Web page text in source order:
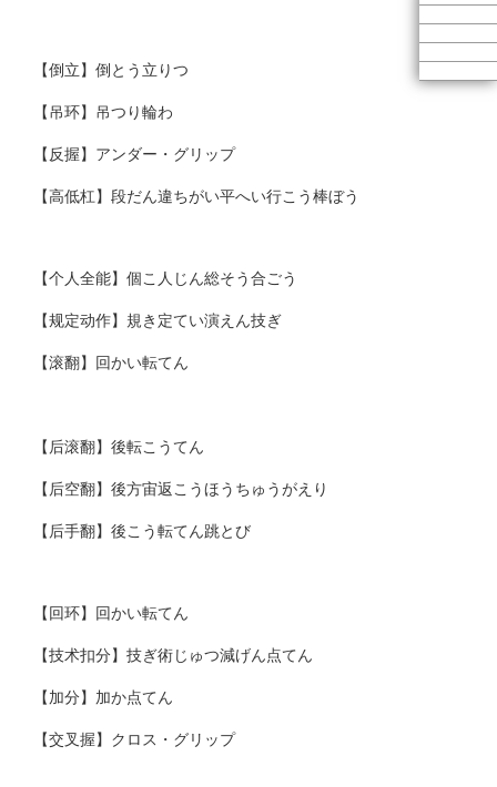
【倒立】倒とう立りつ
【吊环】吊つり輪わ
【反握】アンダー・グリップ
【高低杠】段だん違ちがい平へい行こう棒ぼう
【个人全能】個こ人じん総そう合ごう
【规定动作】規き定てい演えん技ぎ
【滚翻】回かい転てん
【后滚翻】後転こうてん
【后空翻】後方宙返こうほうちゅうがえり
【后手翻】後こう転てん跳とび
【回环】回かい転てん
【技术扣分】技ぎ術じゅつ減げん点てん
【加分】加か点てん
【交叉握】クロス・グリップ